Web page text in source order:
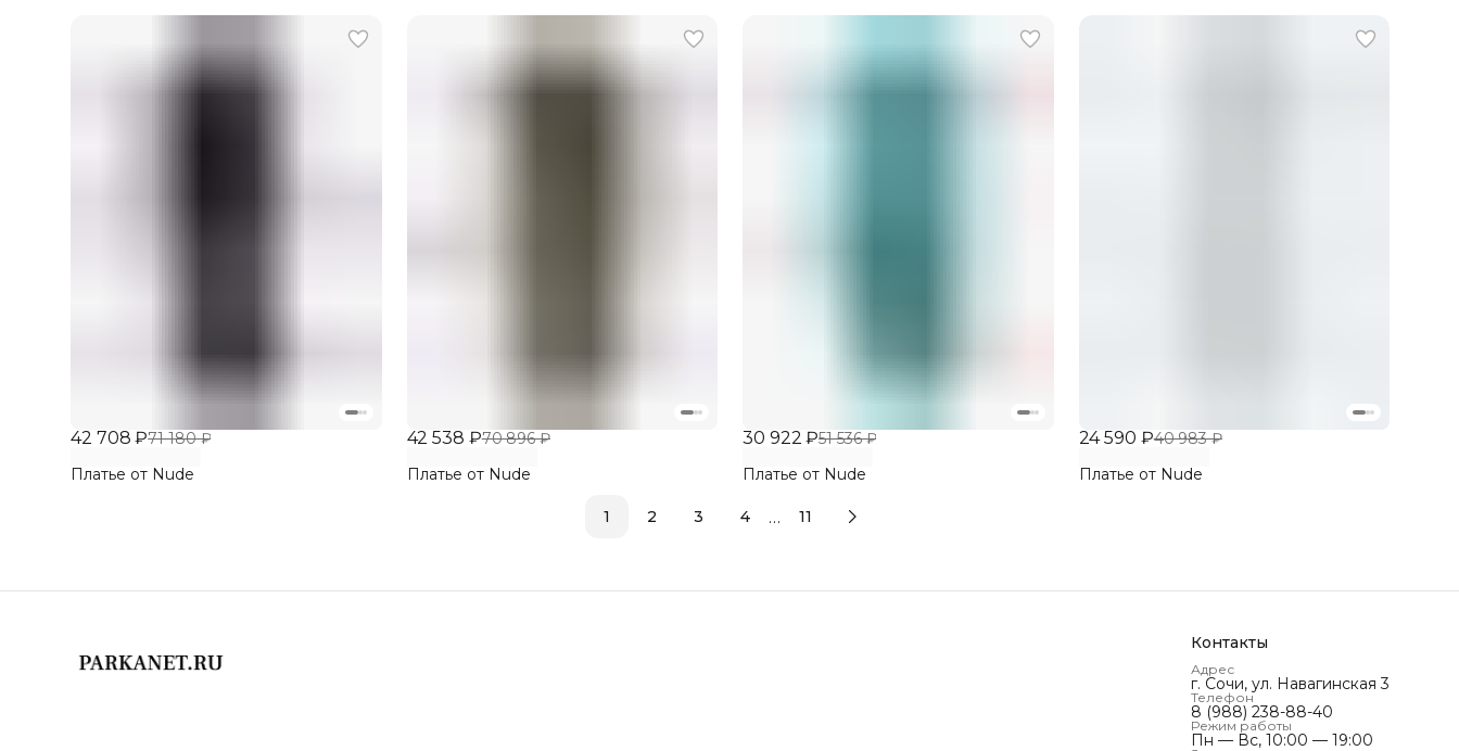
42 708 ₽71 180 ₽
Платье от Nude
42 538 ₽70 896 ₽
Платье от Nude
30 922 ₽51 536 ₽
Платье от Nude
24 590 ₽40 983 ₽
Платье от Nude
1 2 3 4 … 11
Контакты
Адрес
г. Сочи, ул. Навагинская 3
Телефон
8 (988) 238-88-40
Режим работы
Пн — Вс, 10:00 — 19:00